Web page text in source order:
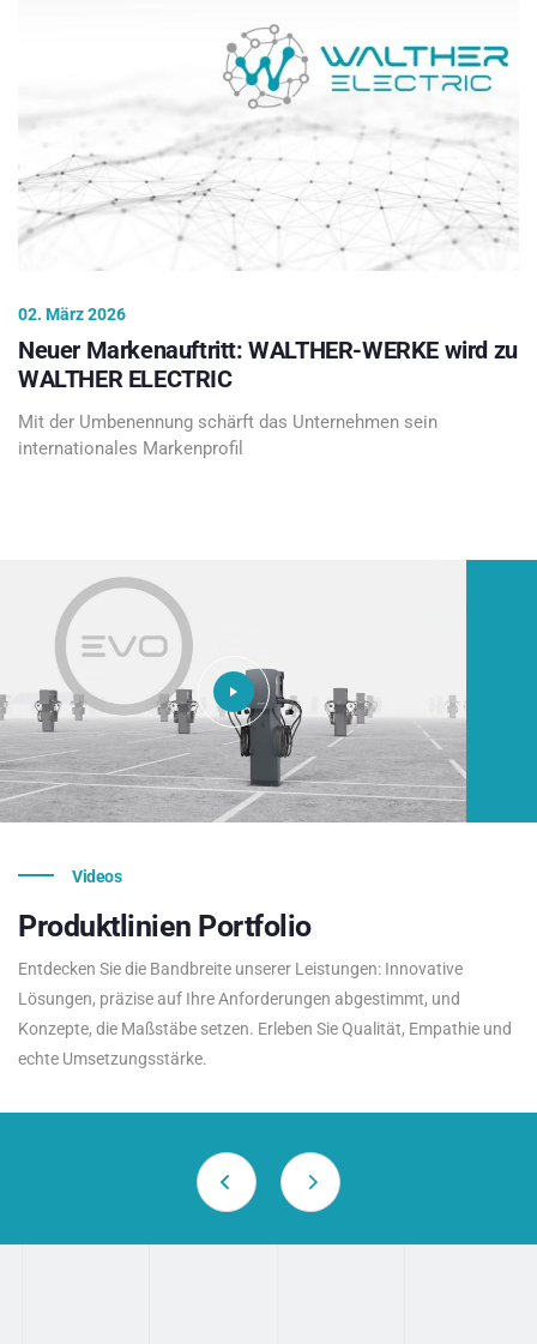
02. März 2026
Neuer Markenauftritt: WALTHER-WERKE wird zu
WALTHER ELECTRIC
Mit der Umbenennung schärft das Unternehmen sein
internationales Markenprofil
Videos
Produktlinien Portfolio
Entdecken Sie die Bandbreite unserer Leistungen: Innovative
Lösungen, präzise auf Ihre Anforderungen abgestimmt, und
Konzepte, die Maßstäbe setzen. Erleben Sie Qualität, Empathie und
echte Umsetzungsstärke.